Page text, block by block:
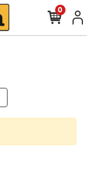
0